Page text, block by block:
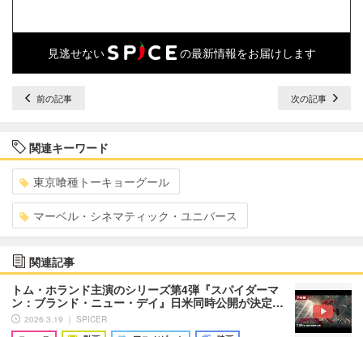
見逃せない の最新情報をお届けします
前の記事 次の記事
関連キーワード
東京喰種トーキョーグール
マーベル・シネマティック・ユニバース
関連記事
トム・ホランド主演のシリーズ第4弾『スパイダーマ
ン：ブランド・ニュー・デイ』日米同時公開が決定…
2026.3.19 ｜ SPICER